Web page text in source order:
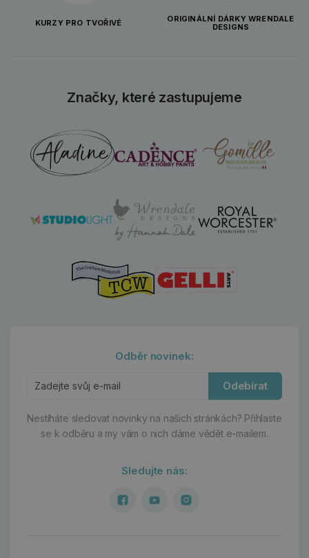
KURZY PRO TVOŘIVÉ
ORIGINÁLNÍ DÁRKY WRENDALE
DESIGNS
Značky, které zastupujeme
Odběr novinek:
Odebírat
Nestíháte sledovat novinky na našich stránkách? Přihlaste
se k odběru a my vám o nich dáme vědět e-mailem.
Sledujte nás: